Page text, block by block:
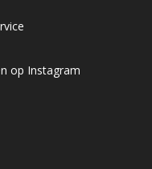
op Instagram